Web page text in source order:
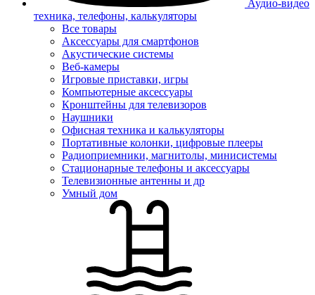
Аудио-видео
техника, телефоны, калькуляторы
Все товары
Аксессуары для смартфонов
Акустические системы
Веб-камеры
Игровые приставки, игры
Компьютерные аксессуары
Кронштейны для телевизоров
Наушники
Офисная техника и калькуляторы
Портативные колонки, цифровые плееры
Радиоприемники, магнитолы, минисистемы
Стационарные телефоны и аксессуары
Телевизионные антенны и др
Умный дом